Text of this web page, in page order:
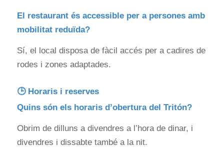
El restaurant és accessible per a persones amb
mobilitat reduïda?
Sí, el local disposa de fàcil accés per a cadires de
rodes i zones adaptades.
🕒 Horaris i reserves
Quins són els horaris d’obertura del Tritón?
Obrim de dilluns a divendres a l’hora de dinar, i
divendres i dissabte també a la nit.